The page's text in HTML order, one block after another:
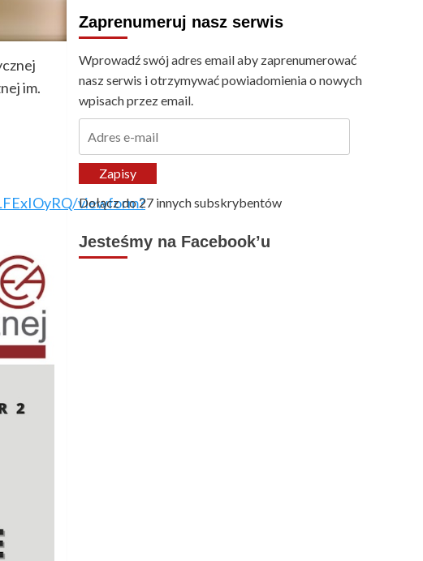
im.
viewform?
Zaprenumeruj nasz serwis
Wprowadź swój adres email aby zaprenumerować
nasz serwis i otrzymywać powiadomienia o nowych
wpisach przez email.
mailZapisy
Dołącz do 27 innych subskrybentów
Jesteśmy na Facebook’u